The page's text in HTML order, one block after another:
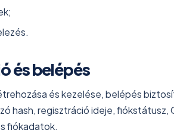
és belépés
és kezelése, belépés
hash, regisztráció ideje,
fiókadatok.